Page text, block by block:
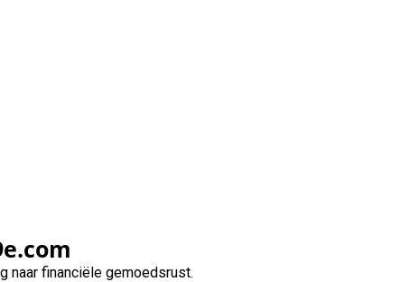
naar financiële gemoedsrust.
nodig maar op